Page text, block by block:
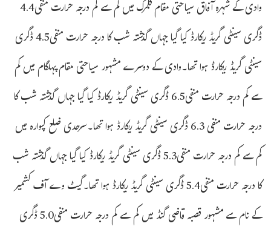
وادی کے شہرہ آفاق سیاحتی مقام گلمرگ میں کم سے کم درجہ حرارت منفی4.4
ڈگری سینٹی گریڈ ریکارڈ کیا گیا جہاں گذشتہ شب کا درجہ حرارت منفی4.5 ڈگری
سینٹی گریڈ ریکارڈ ہوا تھا۔وادی کے دوسرے مشہور سیاحتی مقام پہلگام میں کم
سے کم درجہ حرارت منفی6.5 ڈگری سینٹی گریڈ ریکارڈ کیا گیا جہاں گذشتہ شب کا
درجہ حرارت منفی 6.3 ڈگری سینٹی گریڈ ریکارڈ ہوا تھا۔سرحدی ضلع کپوارہ میں
کم سے کم درجہ حرارت منفی5.3 ڈگری سینٹی گریڈ ریکارڈ کیا گیا جہاں گذشتہ شب
کا درجہ حرارت منفی5.4 ڈگری سینٹی گریڈ ریکارڈ ہوا تھا۔گیٹ وے آف کشمیر
کے نام سے مشہور قصبہ قاضی گنڈ میں کم سے کم درجہ حرارت منفی5.0 ڈگری